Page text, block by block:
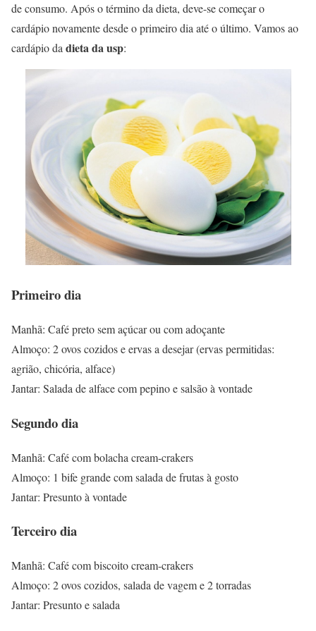
de consumo. Após o término da dieta, deve-se começar o
cardápio novamente desde o primeiro dia até o último. Vamos ao
cardápio dadieta da usp:
Primeiro dia
Manhã: Café preto sem açúcar ou com adoçante
Almoço: 2 ovos cozidos e ervas a desejar (ervas permitidas:
agrião, chicória, alface)
Jantar: Salada de alface com pepino e salsão à vontade
Segundo dia
Manhã: Café com bolacha cream-crakers
Almoço: 1 bife grande com salada de frutas à gosto
Jantar: Presunto à vontade
Terceiro dia
Manhã: Café com biscoito cream-crakers
Almoço: 2 ovos cozidos, salada de vagem e 2 torradas
Jantar: Presunto e salada